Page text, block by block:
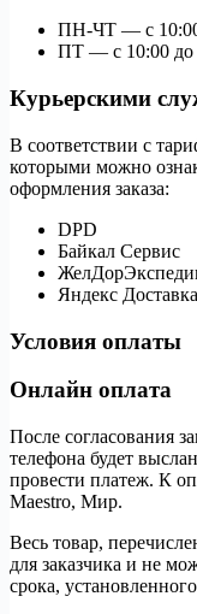
ПН-ЧТ — с
ПТ — с 10:00 до
Курьерскими
В соответствии с
которыми можно
оформления заказа:
DPD
Байкал Сервис
Яндекс
Условия оплаты
Онлайн оплата
После согласования
телефона будет
провести платеж. К
Maestro, Мир.
Весь товар,
для заказчика и не
срока,